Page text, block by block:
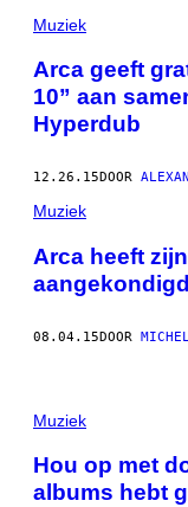
Muziek
Arca geeft
10” aan
Hyperdub
12.26.15DOOR
Muziek
Arca heeft
aangekondigd
08.04.15DOOR
Muziek
Hou op met
albums hebt